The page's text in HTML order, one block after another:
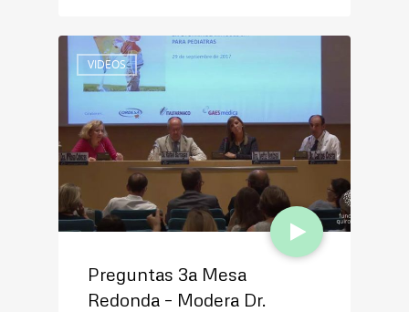
VIDEOS
Preguntas 3a Mesa
Redonda – Modera Dr.